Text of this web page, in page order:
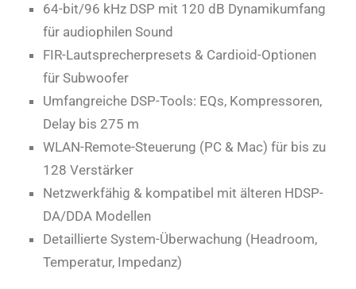
64-bit/96 kHz DSP mit 120 dB Dynamikumfang
für audiophilen Sound
FIR-Lautsprecherpresets & Cardioid-Optionen
für Subwoofer
Umfangreiche DSP-Tools: EQs, Kompressoren,
Delay bis 275 m
WLAN-Remote-Steuerung (PC & Mac) für bis zu
128 Verstärker
Netzwerkfähig & kompatibel mit älteren HDSP-
DA/DDA Modellen
Detaillierte System-Überwachung (Headroom,
Temperatur, Impedanz)